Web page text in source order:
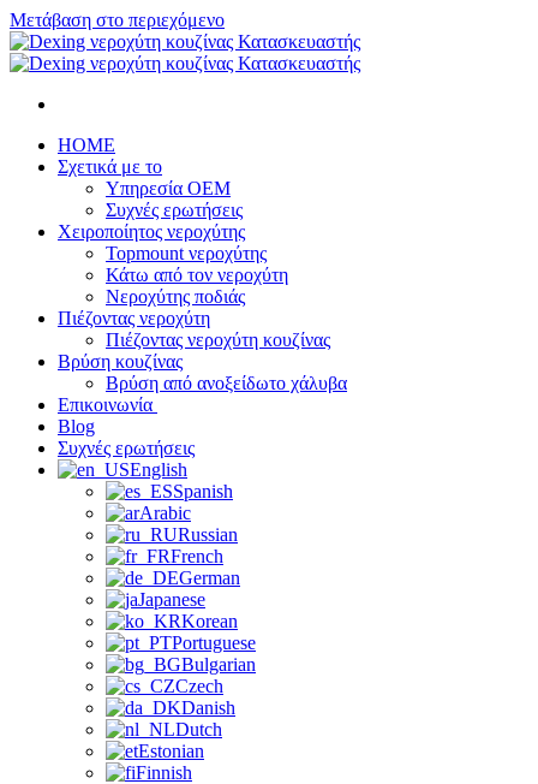
Μετάβαση στο περιεχόμενο
HOME
Σχετικά με το
Υπηρεσία OEM
Συχνές ερωτήσεις
Χειροποίητος νεροχύτης
Topmount νεροχύτης
Κάτω από τον νεροχύτη
Νεροχύτης ποδιάς
Πιέζοντας νεροχύτη
Πιέζοντας νεροχύτη κουζίνας
Βρύση κουζίνας
Βρύση από ανοξείδωτο χάλυβα
Επικοινωνία
Blog
Συχνές ερωτήσεις
English
Spanish
Arabic
Russian
French
German
Japanese
Korean
Portuguese
Bulgarian
Czech
Danish
Dutch
Estonian
Finnish